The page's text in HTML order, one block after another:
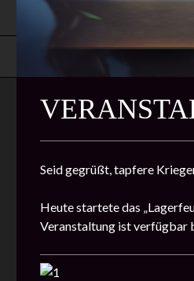
Seid gegrüßt, tapfere
Heute startete das
Veranstaltung ist verfügbar